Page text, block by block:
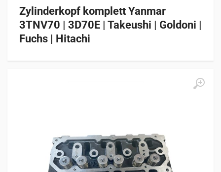
Zylinderkopf komplett Yanmar
3TNV70 | 3D70E | Takeushi | Goldoni |
Fuchs | Hitachi